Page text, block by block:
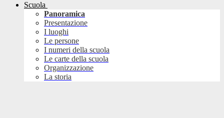
Scuola
Panoramica
Presentazione
I luoghi
Le persone
I numeri della scuola
Le carte della scuola
Organizzazione
La storia